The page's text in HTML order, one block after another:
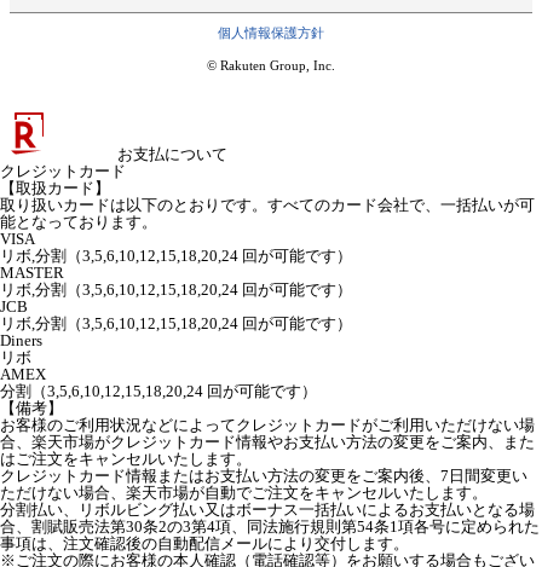
個人情報保護方針
© Rakuten Group, Inc.
お支払について
クレジットカード
【取扱カード】
取り扱いカードは以下のとおりです。すべてのカード会社で、一括払いが可
能となっております。
VISA
リボ,分割（3,5,6,10,12,15,18,20,24 回が可能です）
MASTER
リボ,分割（3,5,6,10,12,15,18,20,24 回が可能です）
JCB
リボ,分割（3,5,6,10,12,15,18,20,24 回が可能です）
Diners
リボ
AMEX
分割（3,5,6,10,12,15,18,20,24 回が可能です）
【備考】
お客様のご利用状況などによってクレジットカードがご利用いただけない場
合、楽天市場がクレジットカード情報やお支払い方法の変更をご案内、また
はご注文をキャンセルいたします。
クレジットカード情報またはお支払い方法の変更をご案内後、7日間変更い
ただけない場合、楽天市場が自動でご注文をキャンセルいたします。
分割払い、リボルビング払い又はボーナス一括払いによるお支払いとなる場
合、割賦販売法第30条2の3第4項、同法施行規則第54条1項各号に定められた
事項は、注文確認後の自動配信メールにより交付します。
※ご注文の際にお客様の本人確認（電話確認等）をお願いする場合もござい